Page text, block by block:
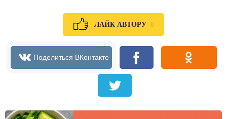
ЛАЙК АВТОРУ 0